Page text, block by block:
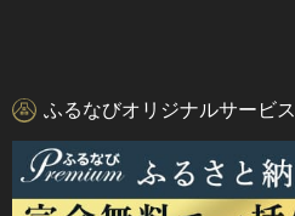
ふるなびオリジナルサービス